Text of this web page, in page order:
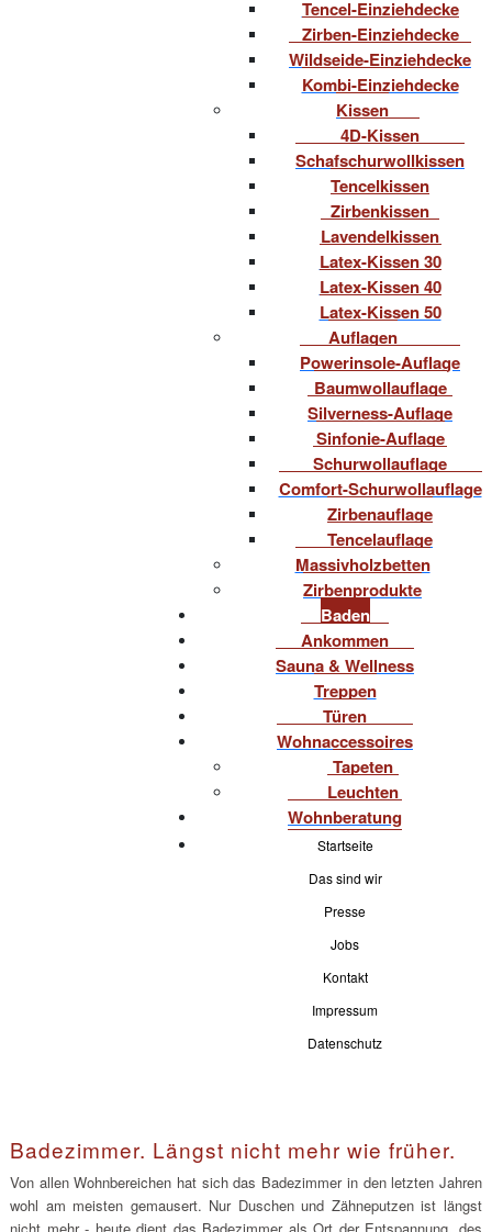
Tencel-Einziehdecke
Zirben-Einziehdecke
Wildseide-Einziehdecke
Kombi-Einziehdecke
Kissen
4D-Kissen
Schafschurwollkissen
Tencelkissen
Zirbenkissen
Lavendelkissen
Latex-Kissen 30
Latex-Kissen 40
Latex-Kissen 50
Auflagen
Powerinsole-Auflage
Baumwollauflage
Silverness-Auflage
Sinfonie-Auflage
Schurwollauflage
Comfort-Schurwollauflage
Zirbenauflage
Tencelauflage
Massivholzbetten
Zirbenprodukte
Baden
Ankommen
Sauna & Wellness
Treppen
Türen
Wohnaccessoires
Tapeten
Leuchten
Wohnberatung
Startseite
Das sind wir
Presse
Jobs
Kontakt
Impressum
Datenschutz
Badezimmer. Längst nicht mehr wie früher.
Von allen Wohnbereichen hat sich das Badezimmer in den letzten Jahren
wohl am meisten gemausert. Nur Duschen und Zähneputzen ist längst